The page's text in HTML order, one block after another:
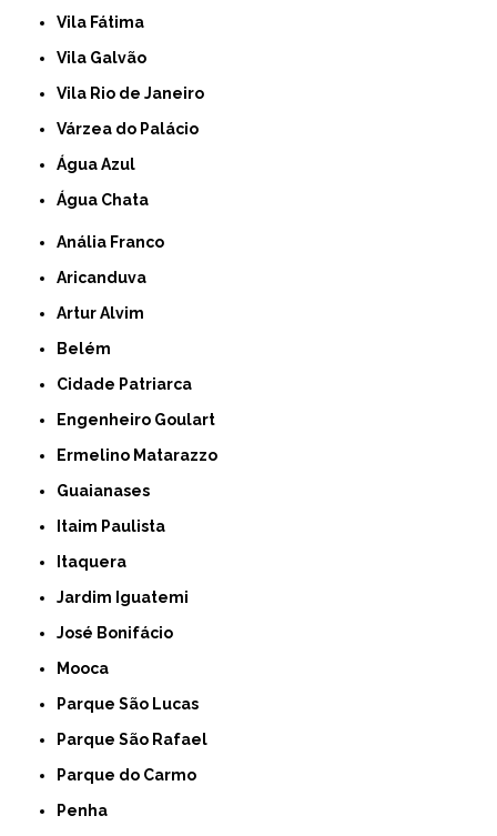
Vila Fátima
Vila Galvão
Vila Rio de Janeiro
Várzea do Palácio
Água Azul
Água Chata
Anália Franco
Aricanduva
Artur Alvim
Belém
Cidade Patriarca
Engenheiro Goulart
Ermelino Matarazzo
Guaianases
Itaim Paulista
Itaquera
Jardim Iguatemi
José Bonifácio
Mooca
Parque São Lucas
Parque São Rafael
Parque do Carmo
Penha